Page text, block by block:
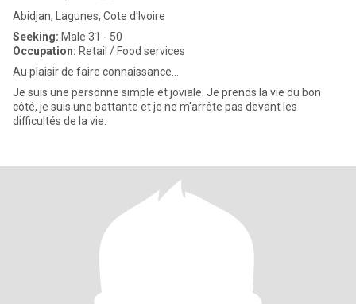
Abidjan, Lagunes, Cote d'Ivoire
Seeking: Male 31 - 50
Occupation: Retail / Food services
Au plaisir de faire connaissance...
Je suis une personne simple et joviale. Je prends la vie du bon
côté, je suis une battante et je ne m'arrête pas devant les
difficultés de la vie.